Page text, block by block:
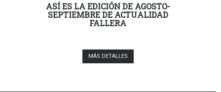
ASÍ ES LA EDICIÓN DE AGOSTO-
SEPTIEMBRE DE ACTUALIDAD
FALLERA
MÁS DETALLES